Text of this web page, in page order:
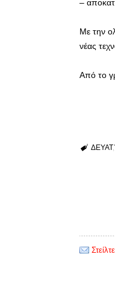
–
Με την
νέας
Από το
ΔΕΥΑΤ